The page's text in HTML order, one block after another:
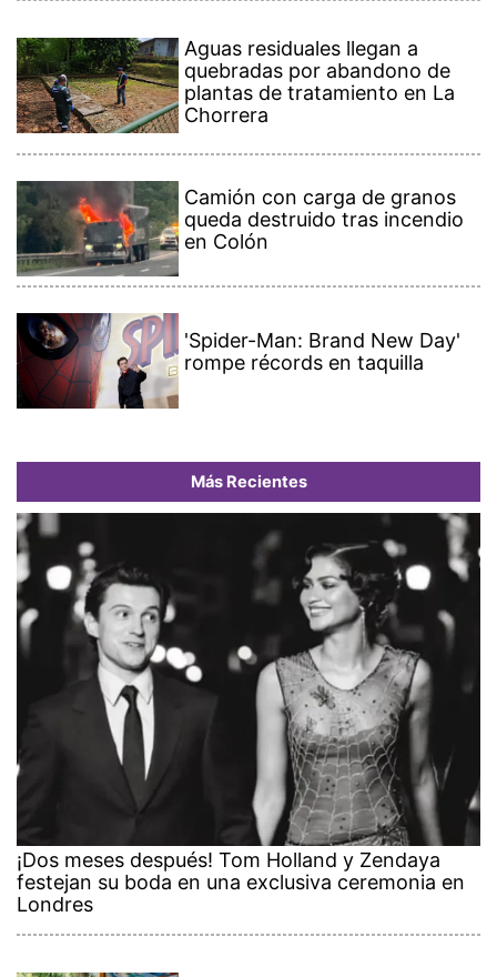
Aguas residuales llegan a
quebradas por abandono de
plantas de tratamiento en La
Chorrera
Camión con carga de granos
queda destruido tras incendio
en Colón
'Spider-Man: Brand New Day'
rompe récords en taquilla
Más Recientes
¡Dos meses después! Tom Holland y Zendaya
festejan su boda en una exclusiva ceremonia en
Londres